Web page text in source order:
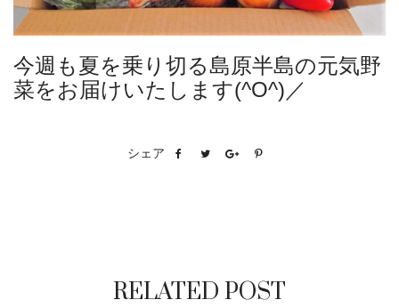
今週も夏を乗り切る島原半島の元気野
菜をお届けいたします(^O^)／
シェア
RELATED POST